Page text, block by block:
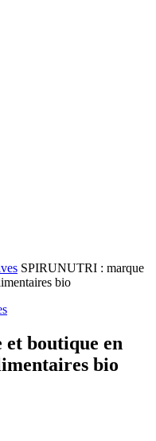
SPIRUNUTRI : marque
bio
boutique en
bio